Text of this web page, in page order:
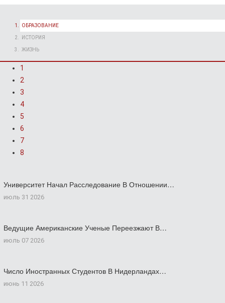
ОБРАЗОВАНИЕ
ИСТОРИЯ
ЖИЗНЬ
1
2
3
4
5
6
7
8
Университет Начал Расследование В Отношении…
июль 31 2026
Ведущие Американские Ученые Переезжают В…
июль 07 2026
Число Иностранных Студентов В Нидерландах…
июнь 11 2026